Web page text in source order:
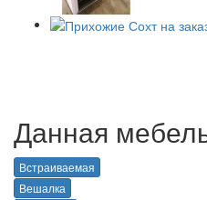
Данная
Встраиваемая
Вешалка